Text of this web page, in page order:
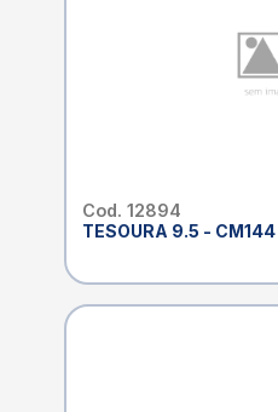
Cod. 12894
TESOURA 9.5 - CM144